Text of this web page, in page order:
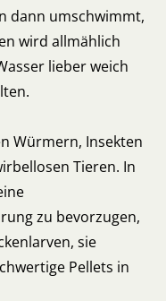
dann umschwimmt,
wird allmählich
lieber weich
Würmern, Insekten
Tieren. In
zu bevorzugen,
sie
Pellets in